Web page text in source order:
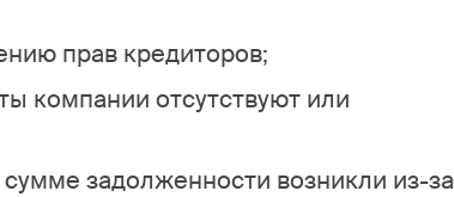
прав кредиторов;
компании отсутствуют или
задолженности возникли из-за